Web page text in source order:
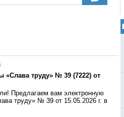
«Слава труду» № 39 (7222) от
Предлагаем вам электронную
труду» № 39 от 15.05.2026 г. в